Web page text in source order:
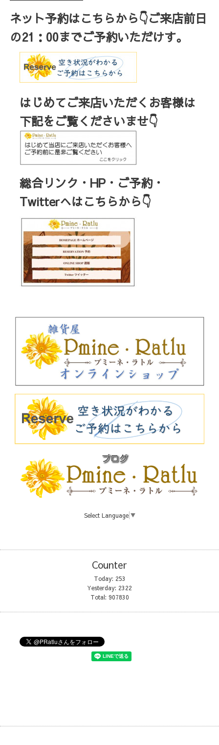
ネット予約はこちらから👇ご来店前日
の21 ： 00までご予約いただけす。
はじめてご来店いただくお客様は
下記をご覧くださいませ👇
総合リンク・HP・ご予約・
Twitterへはこちらから👇
Select Language ▼
Counter
Today: 253
Yesterday: 2322
Total: 907830